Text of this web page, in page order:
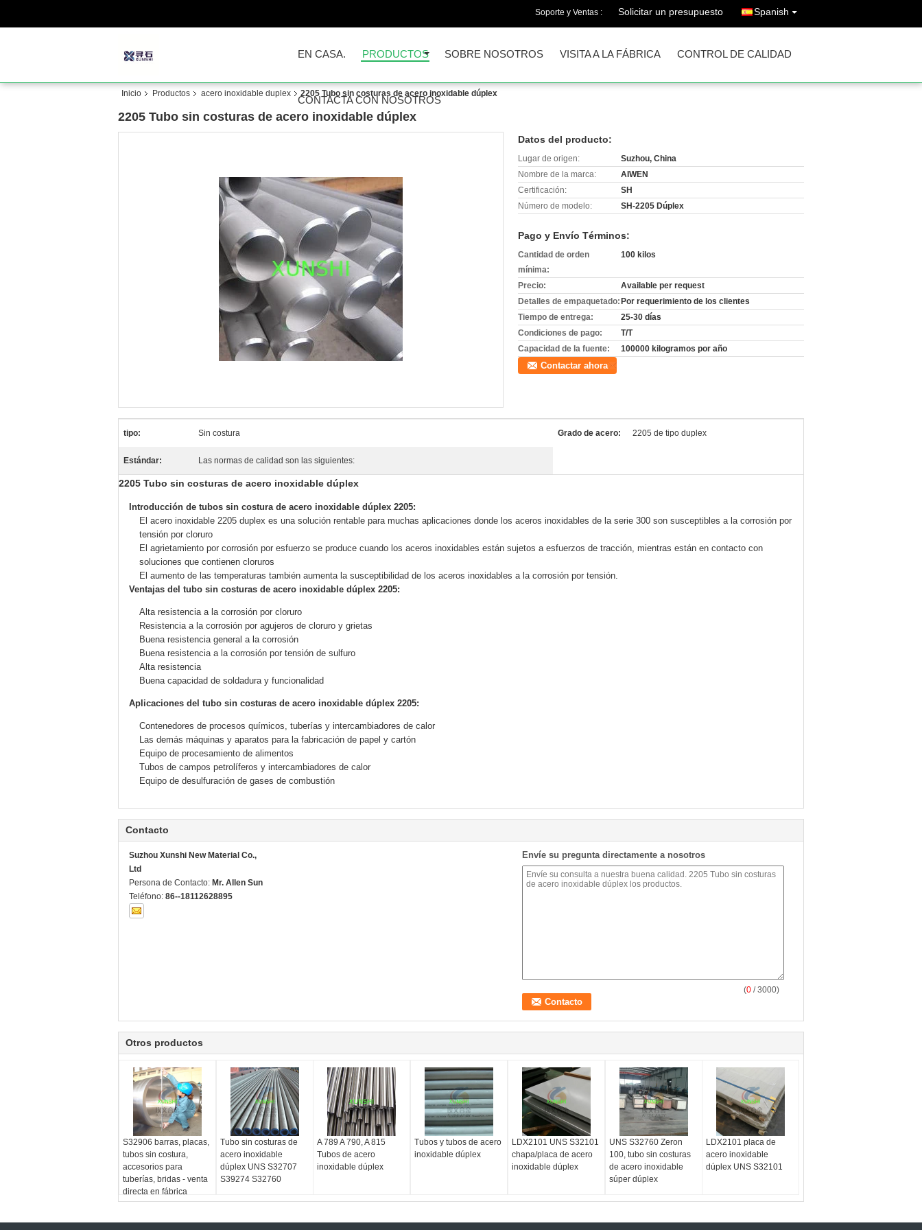
Soporte y Ventas : Solicitar un presupuesto Spanish
EN CASA. PRODUCTOS SOBRE NOSOTROS VISITA A LA FÁBRICA CONTROL DE CALIDAD
CONTACTA CON NOSOTROS
Inicio Productos acero inoxidable duplex 2205 Tubo sin costuras de acero inoxidable dúplex
2205 Tubo sin costuras de acero inoxidable dúplex
Datos del producto:
Lugar de origen:
Suzhou, China
Nombre de la marca:
AIWEN
Certificación:
SH
Número de modelo:
SH-2205 Dúplex
Pago y Envío Términos:
Cantidad de orden
mínima:
100 kilos
Precio:
Available per request
Detalles de empaquetado: Por requerimiento de los clientes
Tiempo de entrega:
25-30 días
Condiciones de pago:
T/T
Capacidad de la fuente:
100000 kilogramos por año
Contactar ahora
tipo: Sin costura Grado de acero: 2205 de tipo duplex
Estándar: Las normas de calidad son las siguientes:
2205 Tubo sin costuras de acero inoxidable dúplex
Introducción de tubos sin costura de acero inoxidable dúplex 2205:
El acero inoxidable 2205 duplex es una solución rentable para muchas aplicaciones donde los aceros inoxidables de la serie 300 son susceptibles a la corrosión por
tensión por cloruro
El agrietamiento por corrosión por esfuerzo se produce cuando los aceros inoxidables están sujetos a esfuerzos de tracción, mientras están en contacto con
soluciones que contienen cloruros
El aumento de las temperaturas también aumenta la susceptibilidad de los aceros inoxidables a la corrosión por tensión.
Ventajas del tubo sin costuras de acero inoxidable dúplex 2205:
Alta resistencia a la corrosión por cloruro
Resistencia a la corrosión por agujeros de cloruro y grietas
Buena resistencia general a la corrosión
Buena resistencia a la corrosión por tensión de sulfuro
Alta resistencia
Buena capacidad de soldadura y funcionalidad
Aplicaciones del tubo sin costuras de acero inoxidable dúplex 2205:
Contenedores de procesos químicos, tuberías y intercambiadores de calor
Las demás máquinas y aparatos para la fabricación de papel y cartón
Equipo de procesamiento de alimentos
Tubos de campos petrolíferos y intercambiadores de calor
Equipo de desulfuración de gases de combustión
Contacto
Suzhou Xunshi New Material Co.,
Ltd
Persona de Contacto: Mr. Allen Sun
Teléfono: 86--18112628895
Envíe su pregunta directamente a nosotros
(0 / 3000)
Otros productos
S32906 barras, placas,
tubos sin costura,
accesorios para
tuberías, bridas - venta
directa en fábrica
(S32906)
Tubo sin costuras de
acero inoxidable
dúplex UNS S32707
S39274 S32760
A 789 A 790, A 815
Tubos de acero
inoxidable dúplex
Tubos y tubos de acero
inoxidable dúplex
LDX2101 UNS S32101
chapa/placa de acero
inoxidable dúplex
UNS S32760 Zeron
100, tubo sin costuras
de acero inoxidable
súper dúplex
LDX2101 placa de
acero inoxidable
dúplex UNS S32101